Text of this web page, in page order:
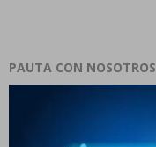
PAUTA CON NOSOTROS